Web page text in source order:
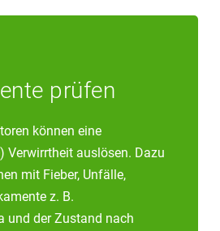
prüfen
können eine
Verwirrtheit auslösen. Dazu
mit Fieber, Unfälle,
z. B.
und der Zustand nach